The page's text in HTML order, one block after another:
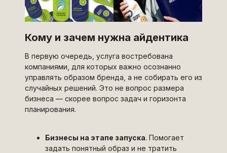
В первую очередь, услуга востребована
компаниями, для которых важно осознанно
управлять образом бренда, а не собирать его из
случайных решений. Это не вопрос размера
бизнеса — скорее вопрос задач и горизонта
планирования.
Бизнесы на этапе запуска. Помогает
задать понятный образ и не тратить
Кому и зачем нужна айдентика